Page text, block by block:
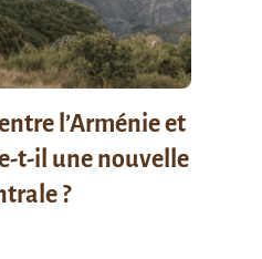
l’Arménie et
t-il une nouvelle
?